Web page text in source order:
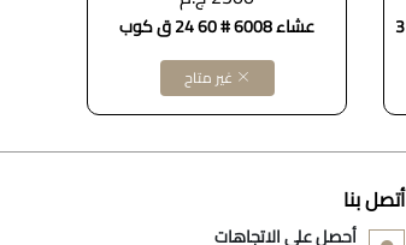
طقم علب ثلاجة بيركس مستطيل- 3 عشاء 6008 # 60 24 ق كوب
غير متاح
أتصل بنا
أحصل على الاتجاهات